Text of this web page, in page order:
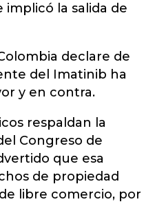
implicó la salida de
declare de
del Imatinib ha
y en contra.
respaldan la
Congreso de
que esa
de propiedad
libre comercio, por